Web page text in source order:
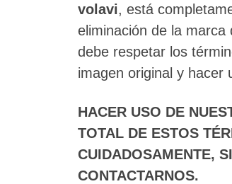
volavi, está
eliminación de la
debe respetar los
imagen original y hacer
HACER USO DE
TOTAL DE ESTOS
CUIDADOSAMENTE,
CONTACTARNOS.